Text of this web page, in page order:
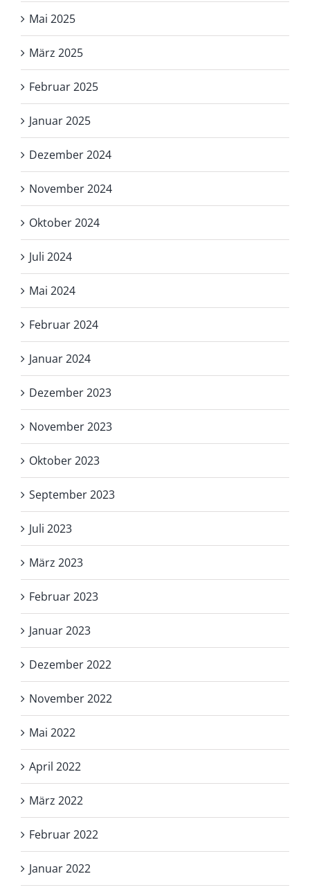
Mai 2025
März 2025
Februar 2025
Januar 2025
Dezember 2024
November 2024
Oktober 2024
Juli 2024
Mai 2024
Februar 2024
Januar 2024
Dezember 2023
November 2023
Oktober 2023
September 2023
Juli 2023
März 2023
Februar 2023
Januar 2023
Dezember 2022
November 2022
Mai 2022
April 2022
März 2022
Februar 2022
Januar 2022